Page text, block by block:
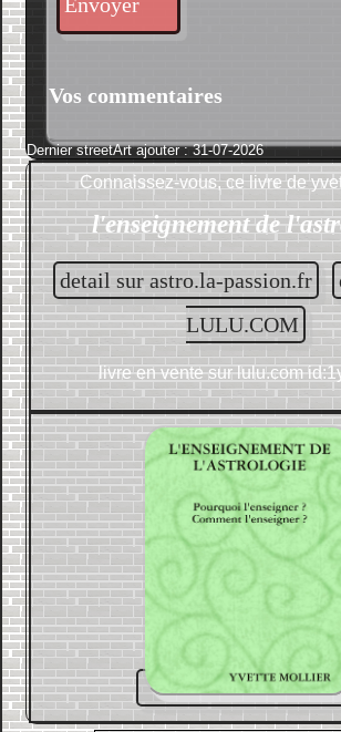
Vos commentaires
Dernier streetArt ajouter : 31-07-2026
Connaissez-vous, ce livre de
l'enseignement de
detail sur astro.la-passion.fr
LULU.COM
livre en vente surlulu.com